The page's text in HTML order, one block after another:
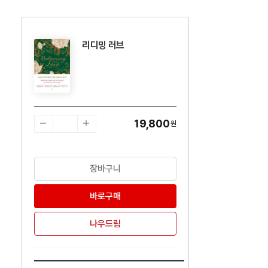
리디밍 러브
19,800원
장바구니
바로구매
나우드림